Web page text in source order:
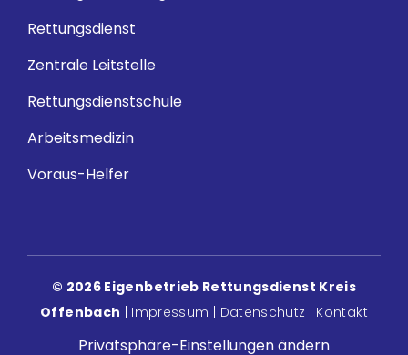
Rettungsdienst
Zentrale Leitstelle
Rettungsdienstschule
Arbeitsmedizin
Voraus-Helfer
© 2026 Eigenbetrieb Rettungsdienst Kreis
Offenbach | Impressum | Datenschutz | Kontakt
Privatsphäre-Einstellungen ändern